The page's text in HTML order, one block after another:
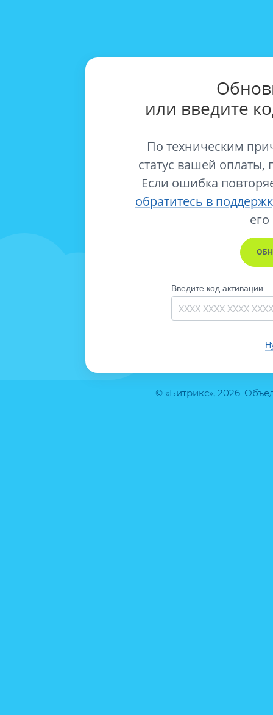
© «Битрикс», 2026.
или введите
По техническим
статус вашей оплаты,
Если ошибка
обратитесь в
его
Введите код активации